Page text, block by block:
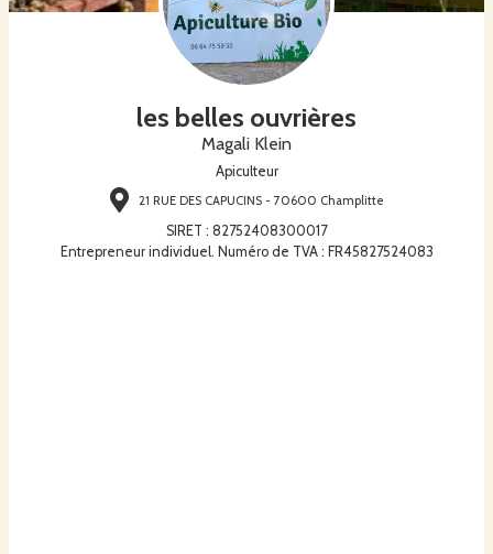
les belles ouvrières
Magali Klein
Apiculteur
21 RUE DES CAPUCINS - 70600 Champlitte
SIRET : 82752408300017
Entrepreneur individuel. Numéro de TVA : FR45827524083